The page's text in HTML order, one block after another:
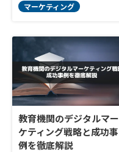
マーケティング
教育機関のデジタルマー
ケティング戦略と成功事
例を徹底解説